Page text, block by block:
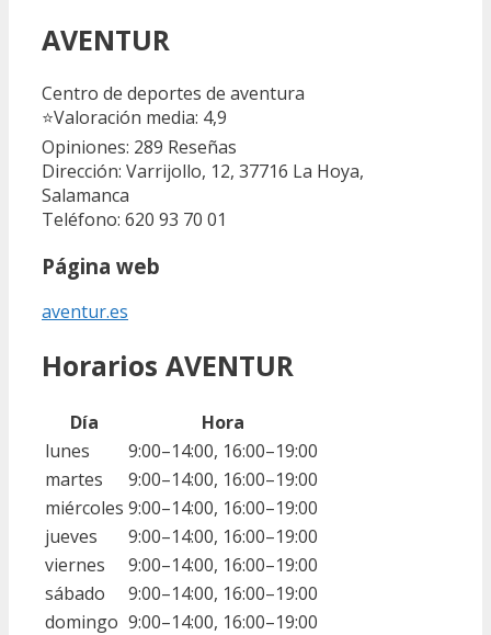
AVENTUR
Centro de deportes de aventura
⭐Valoración media: 4,9
Opiniones: 289 Reseñas
Dirección: Varrijollo, 12, 37716 La Hoya,
Salamanca
Teléfono: 620 93 70 01
Página web
aventur.es
Horarios AVENTUR
Día
Hora
lunes
9:00–14:00, 16:00–19:00
martes
9:00–14:00, 16:00–19:00
miércoles 9:00–14:00, 16:00–19:00
jueves
9:00–14:00, 16:00–19:00
viernes
9:00–14:00, 16:00–19:00
sábado
9:00–14:00, 16:00–19:00
domingo 9:00–14:00, 16:00–19:00